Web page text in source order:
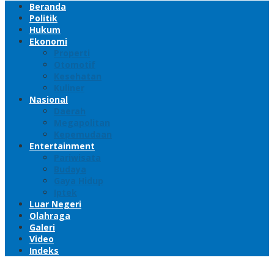
Beranda
Politik
Hukum
Ekonomi
Properti
Otomotif
Kesehatan
Kuliner
Nasional
Daerah
Megapolitan
Kepemudaan
Entertainment
Pariwisata
Budaya
Gaya Hidup
Iptek
Luar Negeri
Olahraga
Galeri
Video
Indeks